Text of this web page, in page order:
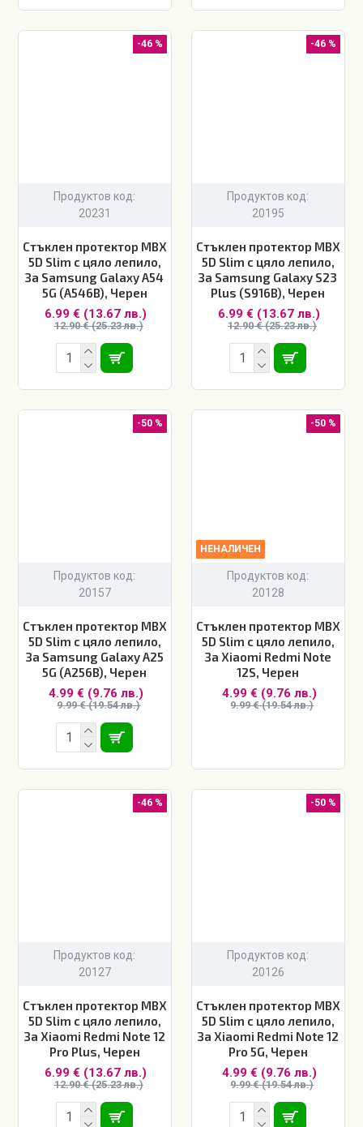
-46 %
Продуктов код:
20231
Стъклен протектор MBX
5D Slim с цяло лепило,
За Samsung Galaxy A54
5G (A546B), Черен
6.99 € (13.67 лв.)
12.90 € (25.23 лв.)
-46 %
Продуктов код:
20195
Стъклен протектор MBX
5D Slim с цяло лепило,
За Samsung Galaxy S23
Plus (S916B), Черен
6.99 € (13.67 лв.)
12.90 € (25.23 лв.)
-50 %
Продуктов код:
20157
Стъклен протектор MBX
5D Slim с цяло лепило,
За Samsung Galaxy A25
5G (A256B), Черен
4.99 € (9.76 лв.)
9.99 € (19.54 лв.)
-50 %
НЕНАЛИЧЕН
Продуктов код:
20128
Стъклен протектор MBX
5D Slim с цяло лепило,
За Xiaomi Redmi Note
12S, Черен
4.99 € (9.76 лв.)
9.99 € (19.54 лв.)
-46 %
Продуктов код:
20127
Стъклен протектор MBX
5D Slim с цяло лепило,
За Xiaomi Redmi Note 12
Pro Plus, Черен
6.99 € (13.67 лв.)
12.90 € (25.23 лв.)
-50 %
Продуктов код:
20126
Стъклен протектор MBX
5D Slim с цяло лепило,
За Xiaomi Redmi Note 12
Pro 5G, Черен
4.99 € (9.76 лв.)
9.99 € (19.54 лв.)